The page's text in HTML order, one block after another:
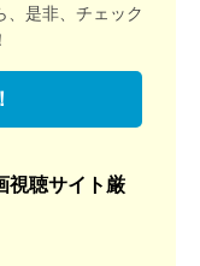
、是非、チェック
視聴サイト厳